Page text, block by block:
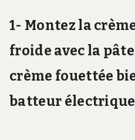
1- Montez la
froide avec la
crème fouettée
batteur